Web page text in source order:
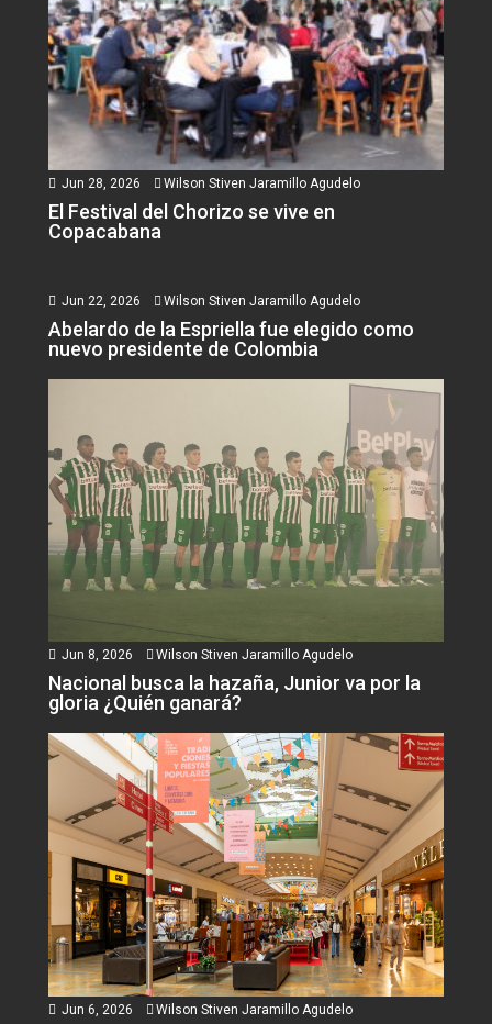
Jun 28, 2026 Wilson Stiven Jaramillo Agudelo
El Festival del Chorizo se vive en
Copacabana
Jun 22, 2026 Wilson Stiven Jaramillo Agudelo
Abelardo de la Espriella fue elegido como
nuevo presidente de Colombia
Jun 8, 2026 Wilson Stiven Jaramillo Agudelo
Nacional busca la hazaña, Junior va por la
gloria ¿Quién ganará?
Jun 6, 2026 Wilson Stiven Jaramillo Agudelo